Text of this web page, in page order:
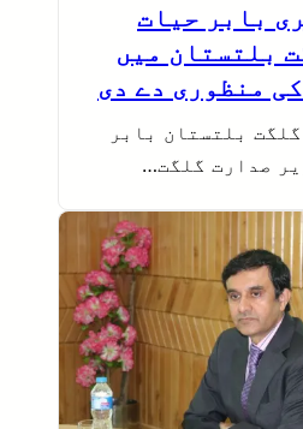
بابر حیات
بلتستان میں
بلتستان بابر
صدارت گلگت…